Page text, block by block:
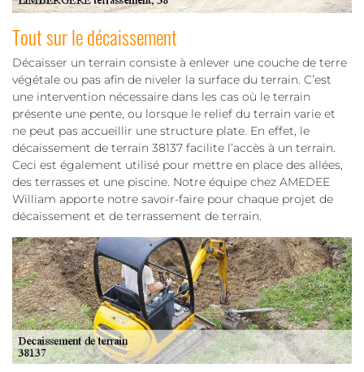
Tout sur le décaissement
Décaisser un terrain consiste à enlever une couche de terre
végétale ou pas afin de niveler la surface du terrain. C’est
une intervention nécessaire dans les cas où le terrain
présente une pente, ou lorsque le relief du terrain varie et
ne peut pas accueillir une structure plate. En effet, le
décaissement de terrain 38137 facilite l’accès à un terrain.
Ceci est également utilisé pour mettre en place des allées,
des terrasses et une piscine. Notre équipe chez AMEDEE
William apporte notre savoir-faire pour chaque projet de
décaissement et de terrassement de terrain.